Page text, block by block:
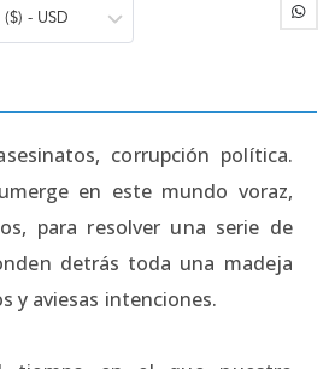
- USD
corrupción política.
en este mundo voraz,
para resolver una serie de
detrás toda una madeja
y aviesas intenciones.